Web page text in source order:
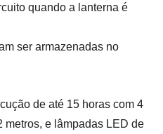
quando a lanterna é
ser armazenadas no
de até 15 horas com 4
metros, e lâmpadas LED de